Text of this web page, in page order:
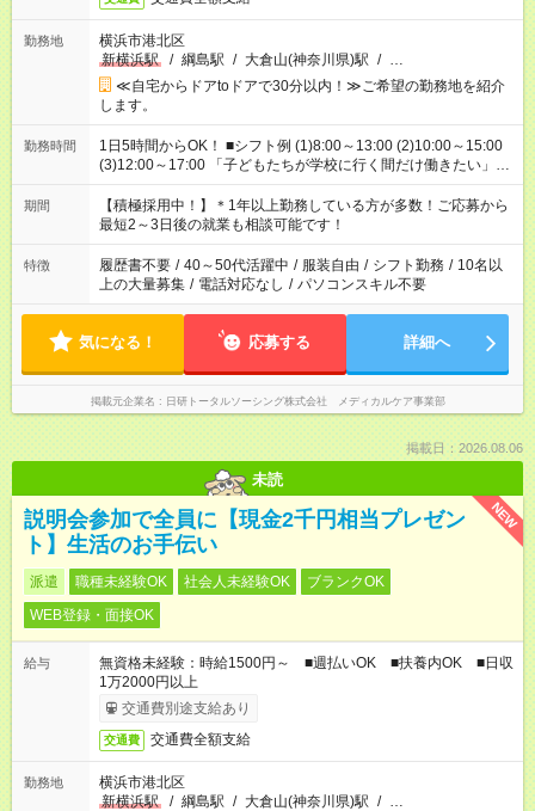
勤務地
横浜市港北区
新横浜駅
/ 綱島駅 / 大倉山(神奈川県)駅 / …
≪自宅からドアtoドアで30分以内！≫ご希望の勤務地を紹介
します。
勤務時間
1日5時間からOK！ ■シフト例 (1)8:00～13:00 (2)10:00～15:00
(3)12:00～17:00 「子どもたちが学校に行く間だけ働きたい」
「余裕を持って夕飯の準備がしたい」 「午前中は働いて、午後
はプライベートの時間にしたい」 など、ご希望を教えてくださ
いね。 ※Wワーク希望の方へ 今ご覧のお仕事で希望する勤務時
間と、もう1つのお仕事の勤務時間。 合計で週40時間を超える
場合は応募できません。
期間
【積極採用中！】＊1年以上勤務している方が多数！ご応募から
最短2～3日後の就業も相談可能です！
特徴 履歴書不要 / 40～50代活躍中 / 服装自由 / シフト勤務 / 10名以
上の大量募集 / 電話対応なし / パソコンスキル不要
気になる！ 応募する 詳細へ
掲載元企業名 日研トータルソーシング株式会社 メディカルケア事業部
掲載日：2026.08.06
未読
NEW
説明会参加で全員に【現金2千円相当プレゼン
ト】生活のお手伝い
派遣 職種未経験OK 社会人未経験OK
ブランクOK
WEB登録・面接OK
給与
無資格未経験：時給1500円～ ■週払いOK ■扶養内OK ■日収
1万2000円以上
交通費別途支給あり
交通費 交通費全額支給
勤務地
横浜市港北区
新横浜駅
/ 綱島駅 / 大倉山(神奈川県)駅 / …